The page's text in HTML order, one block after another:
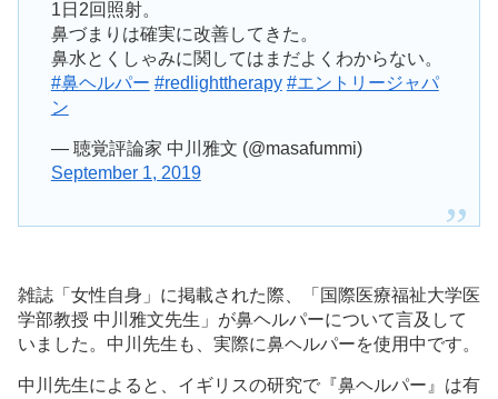
1日2回照射。
鼻づまりは確実に改善してきた。
鼻水とくしゃみに関してはまだよくわからない。
#鼻ヘルパー #redlighttherapy #エントリージャパ
ン
— 聴覚評論家 中川雅文 (@masafummi)
September 1, 2019
雑誌「女性自身」に掲載された際、「国際医療福祉大学医
学部教授 中川雅文先生」が鼻ヘルパーについて言及して
いました。中川先生も、実際に鼻ヘルパーを使用中です。
中川先生によると、イギリスの研究で『鼻ヘルパー』は有